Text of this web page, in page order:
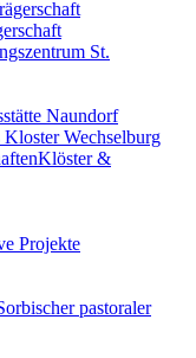
St.
Naundorf
Wechselburg
Klöster &
Projekte
pastoraler